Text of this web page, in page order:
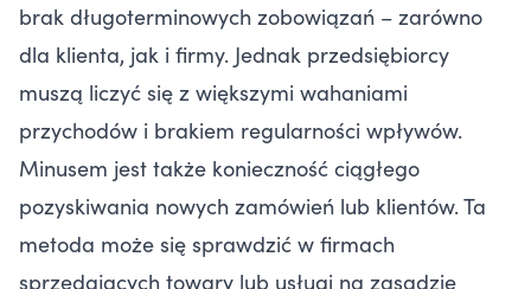
brak długoterminowych zobowiązań – zarówno
dla klienta, jak i firmy. Jednak przedsiębiorcy
muszą liczyć się z większymi wahaniami
przychodów i brakiem regularności wpływów.
Minusem jest także konieczność ciągłego
pozyskiwania nowych zamówień lub klientów. Ta
metoda może się sprawdzić w firmach
sprzedających towary lub usługi na zasadzie